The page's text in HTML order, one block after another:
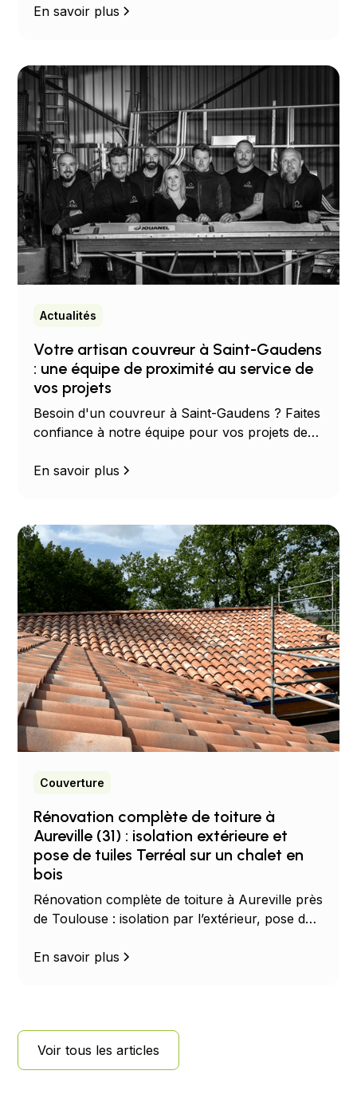
en toute sécurité.
En savoir plus
Actualités
Votre artisan couvreur à Saint-Gaudens
: une équipe de proximité au service de
vos projets
Besoin d'un couvreur à Saint-Gaudens ? Faites
confiance à notre équipe pour vos projets de
bois.
En savoir plus
Couverture
Rénovation complète de toiture à
Aureville (31) : isolation extérieure et
pose de tuiles Terréal sur un chalet en
bois
Rénovation complète de toiture à Aureville près
de Toulouse : isolation par l’extérieur, pose de
Intervention des Couvreurs Occitans au Sud de
En savoir plus
Voir tous les articles